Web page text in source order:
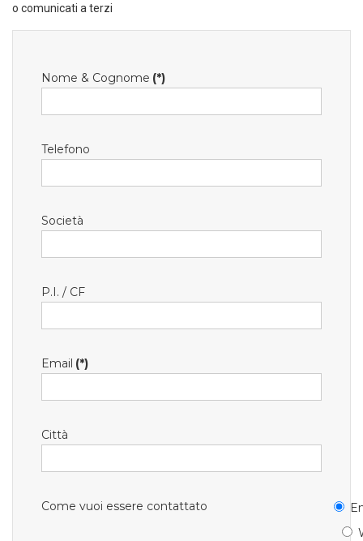
o comunicati a terzi
Nome & Cognome (*)
Telefono
Società
P.I. / CF
Email (*)
Città
Come vuoi essere contattato